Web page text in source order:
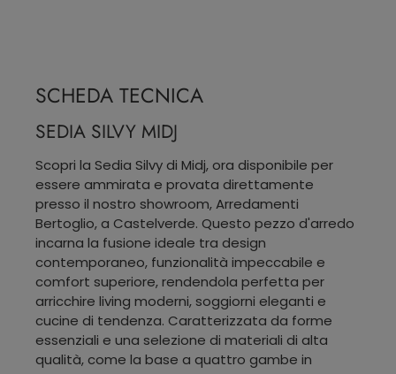
SCHEDA TECNICA
SEDIA SILVY MIDJ
Scopri la Sedia Silvy di Midj, ora disponibile per
essere ammirata e provata direttamente
presso il nostro showroom, Arredamenti
Bertoglio, a Castelverde. Questo pezzo d'arredo
incarna la fusione ideale tra design
contemporaneo, funzionalità impeccabile e
comfort superiore, rendendola perfetta per
arricchire living moderni, soggiorni eleganti e
cucine di tendenza. Caratterizzata da forme
essenziali e una selezione di materiali di alta
qualità, come la base a quattro gambe in